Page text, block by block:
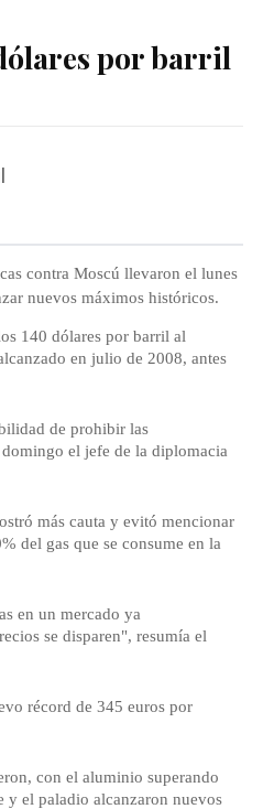
por barril
contra Moscú llevaron el lunes
nuevos máximos históricos.
140 dólares por barril al
en julio de 2008, antes
de prohibir las
el jefe de la diplomacia
más cauta y evitó mencionar
del gas que se consume en la
en un mercado ya
se disparen", resumía el
récord de 345 euros por
con el aluminio superando
y el paladio alcanzaron nuevos